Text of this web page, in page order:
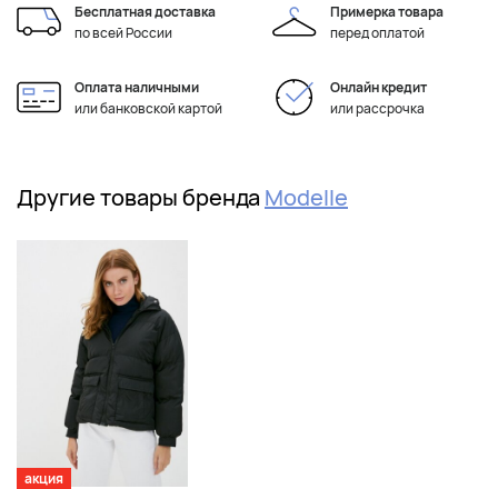
Бесплатная доставка
по всей России
Примерка товара
перед оплатой
Оплата наличными
или банковской картой
Онлайн кредит
или рассрочка
Другие товары бренда Modelle
акция